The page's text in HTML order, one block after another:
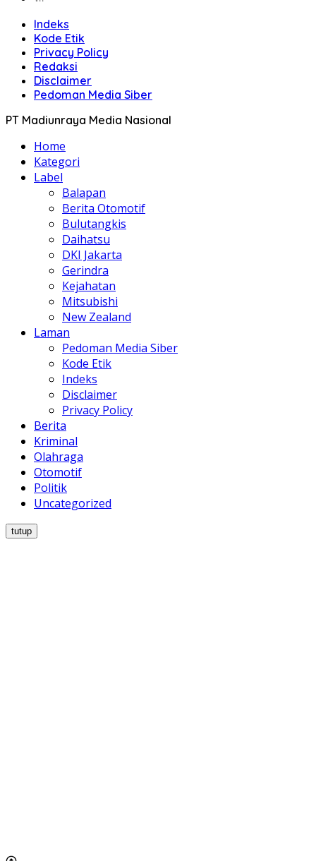
Indeks
Kode Etik
Privacy Policy
Redaksi
Disclaimer
Pedoman Media Siber
PT Madiunraya Media Nasional
Home
Kategori
Label
Balapan
Berita Otomotif
Bulutangkis
Daihatsu
DKI Jakarta
Gerindra
Kejahatan
Mitsubishi
New Zealand
Laman
Pedoman Media Siber
Kode Etik
Indeks
Disclaimer
Privacy Policy
Berita
Kriminal
Olahraga
Otomotif
Politik
Uncategorized
tutup